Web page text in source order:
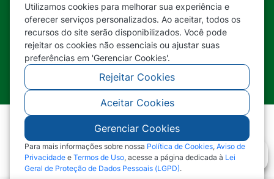
Ouvidoria
SIC
©2026 - Prefeitura Municipal de Nova Lacerda -
MT - Todos os direitos reservados
Utilizamos cookies para melhorar sua experiência e
oferecer serviços personalizados. Ao aceitar, todos os
recursos do site serão disponibilizados. Você pode
rejeitar os cookies não essenciais ou ajustar suas
preferências em 'Gerenciar Cookies'.
Rejeitar Cookies
Aceitar Cookies
Gerenciar Cookies
Para mais informações sobre nossa Política de Cookies, Aviso de
Privacidade e Termos de Uso, acesse a página dedicada à Lei
Geral de Proteção de Dados Pessoais (LGPD).